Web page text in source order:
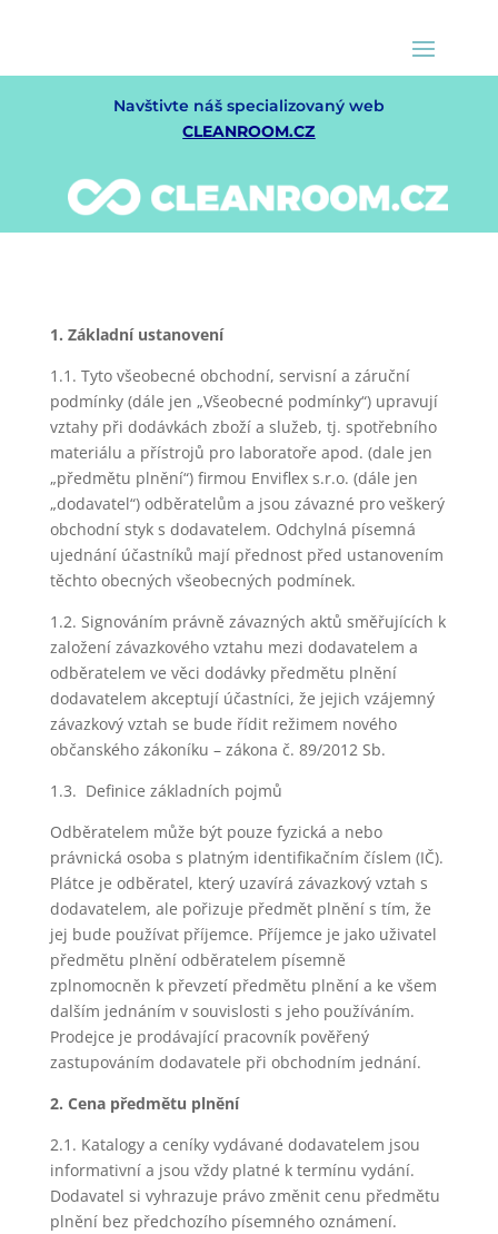
Navštivte náš specializovaný web
CLEANROOM.CZ
1. Základní ustanovení
1.1. Tyto všeobecné obchodní, servisní a záruční
podmínky (dále jen „Všeobecné podmínky“) upravují
vztahy při dodávkách zboží a služeb, tj. spotřebního
materiálu a přístrojů pro laboratoře apod. (dale jen
„předmětu plnění“) firmou Enviflex s.r.o. (dále jen
„dodavatel“) odběratelům a jsou závazné pro veškerý
obchodní styk s dodavatelem. Odchylná písemná
ujednání účastníků mají přednost před ustanovením
těchto obecných všeobecných podmínek.
1.2. Signováním právně závazných aktů směřujících k
založení závazkového vztahu mezi dodavatelem a
odběratelem ve věci dodávky předmětu plnění
dodavatelem akceptují účastníci, že jejich vzájemný
závazkový vztah se bude řídit režimem nového
občanského zákoníku – zákona č. 89/2012 Sb.
1.3. Definice základních pojmů
Odběratelem může být pouze fyzická a nebo
právnická osoba s platným identifikačním číslem (IČ).
Plátce je odběratel, který uzavírá závazkový vztah s
dodavatelem, ale pořizuje předmět plnění s tím, že
jej bude používat příjemce. Příjemce je jako uživatel
předmětu plnění odběratelem písemně
zplnomocněn k převzetí předmětu plnění a ke všem
dalším jednáním v souvislosti s jeho používáním.
Prodejce je prodávající pracovník pověřený
zastupováním dodavatele při obchodním jednání.
2. Cena předmětu plnění
2.1. Katalogy a ceníky vydávané dodavatelem jsou
informativní a jsou vždy platné k termínu vydání.
Dodavatel si vyhrazuje právo změnit cenu předmětu
plnění bez předchozího písemného oznámení.